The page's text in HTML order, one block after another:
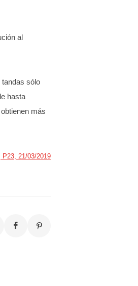
al
tandas sólo
hasta
más
21/03/2019